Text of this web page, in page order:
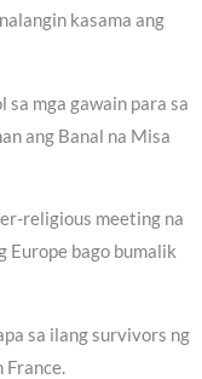
kasama ang
sa mga gawain para sa
ang Banal na Misa
religious meeting na
Europe bago bumalik
sa ilang survivors ng
France.